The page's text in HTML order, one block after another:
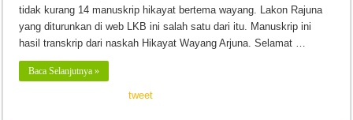
tidak kurang 14 manuskrip hikayat bertema wayang. Lakon Rajuna
yang diturunkan di web LKB ini salah satu dari itu. Manuskrip ini
hasil transkrip dari naskah Hikayat Wayang Arjuna. Selamat …
Baca Selanjutnya »
tweet